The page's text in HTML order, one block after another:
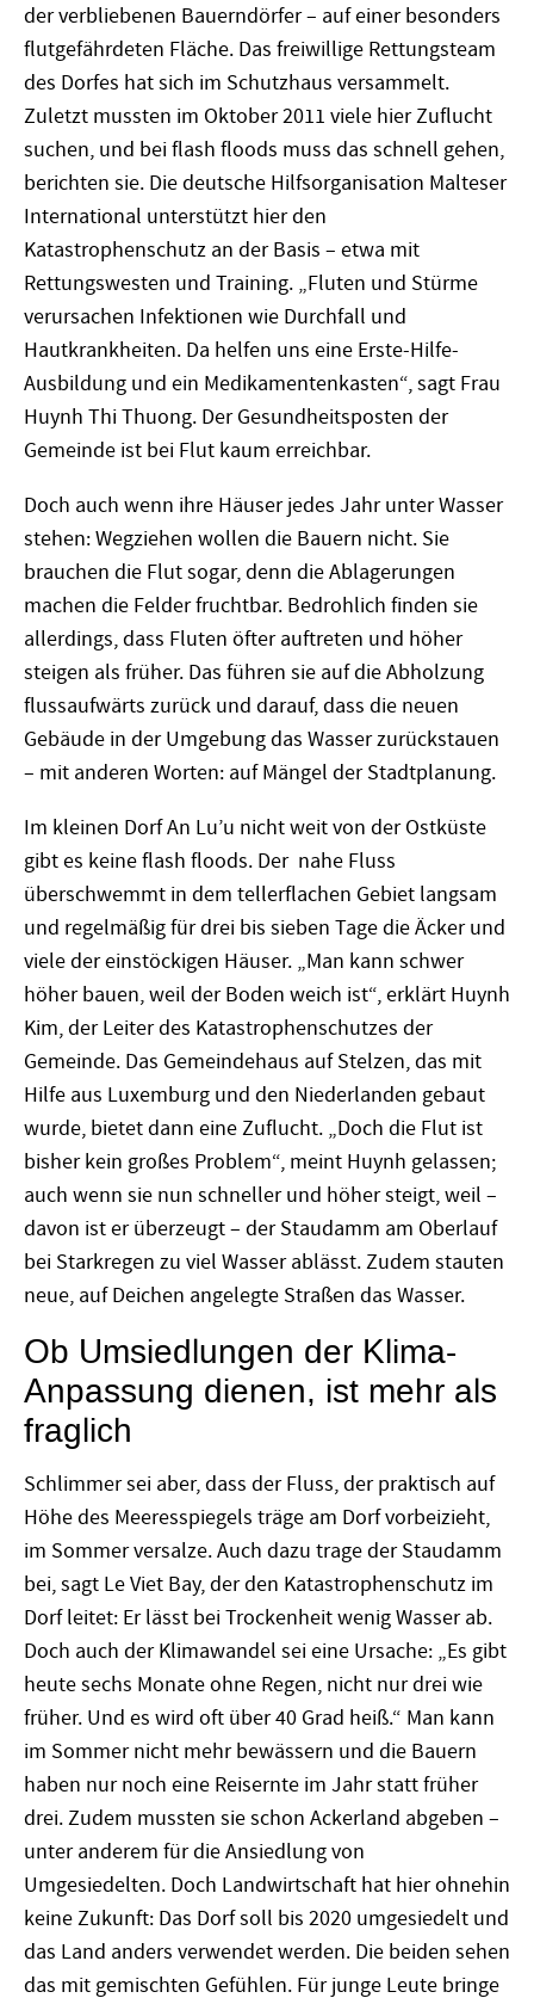
der verbliebenen Bauerndörfer – auf einer besonders
flutgefährdeten Fläche. Das freiwillige Rettungsteam
des Dorfes hat sich im Schutzhaus versammelt.
Zuletzt mussten im Oktober 2011 viele hier Zuflucht
suchen, und bei flash floods muss das schnell gehen,
berichten sie. Die deutsche Hilfsorganisation Malteser
International unterstützt hier den
Katastrophenschutz an der Basis – etwa mit
Rettungswesten und Training. „Fluten und Stürme
verursachen Infektionen wie Durchfall und
Hautkrankheiten. Da helfen uns eine Erste-Hilfe-
Ausbildung und ein Medikamentenkasten“, sagt Frau
Huynh Thi Thuong. Der Gesundheitsposten der
Gemeinde ist bei Flut kaum erreichbar.
Doch auch wenn ihre Häuser jedes Jahr unter Wasser
stehen: Wegziehen wollen die Bauern nicht. Sie
brauchen die Flut sogar, denn die Ablagerungen
machen die Felder fruchtbar. Bedrohlich finden sie
allerdings, dass Fluten öfter auftreten und höher
steigen als früher. Das führen sie auf die Abholzung
flussaufwärts zurück und darauf, dass die neuen
Gebäude in der Umgebung das Wasser zurückstauen
– mit anderen Worten: auf Mängel der Stadtplanung.
Im kleinen Dorf An Lu’u nicht weit von der Ostküste
gibt es keine flash floods. Der nahe Fluss
überschwemmt in dem tellerflachen Gebiet langsam
und regelmäßig für drei bis sieben Tage die Äcker und
viele der einstöckigen Häuser. „Man kann schwer
höher bauen, weil der Boden weich ist“, erklärt Huynh
Kim, der Leiter des Katastrophenschutzes der
Gemeinde. Das Gemeindehaus auf Stelzen, das mit
Hilfe aus Luxemburg und den Niederlanden gebaut
wurde, bietet dann eine Zuflucht. „Doch die Flut ist
bisher kein großes Problem“, meint Huynh gelassen;
auch wenn sie nun schneller und höher steigt, weil –
davon ist er überzeugt – der Staudamm am Oberlauf
bei Starkregen zu viel Wasser ablässt. Zudem stauten
neue, auf Deichen angelegte Straßen das Wasser.
Ob Umsiedlungen der Klima-
Anpassung dienen, ist mehr als
fraglich
Schlimmer sei aber, dass der Fluss, der praktisch auf
Höhe des Meeresspiegels träge am Dorf vorbeizieht,
im Sommer versalze. Auch dazu trage der Staudamm
bei, sagt Le Viet Bay, der den Katastrophenschutz im
Dorf leitet: Er lässt bei Trockenheit wenig Wasser ab.
Doch auch der Klimawandel sei eine Ursache: „Es gibt
heute sechs Monate ohne Regen, nicht nur drei wie
früher. Und es wird oft über 40 Grad heiß.“ Man kann
im Sommer nicht mehr bewässern und die Bauern
haben nur noch eine Reisernte im Jahr statt früher
drei. Zudem mussten sie schon Ackerland abgeben –
unter anderem für die Ansiedlung von
Umgesiedelten. Doch Landwirtschaft hat hier ohnehin
keine Zukunft: Das Dorf soll bis 2020 umgesiedelt und
das Land anders verwendet werden. Die beiden sehen
das mit gemischten Gefühlen. Für junge Leute bringe